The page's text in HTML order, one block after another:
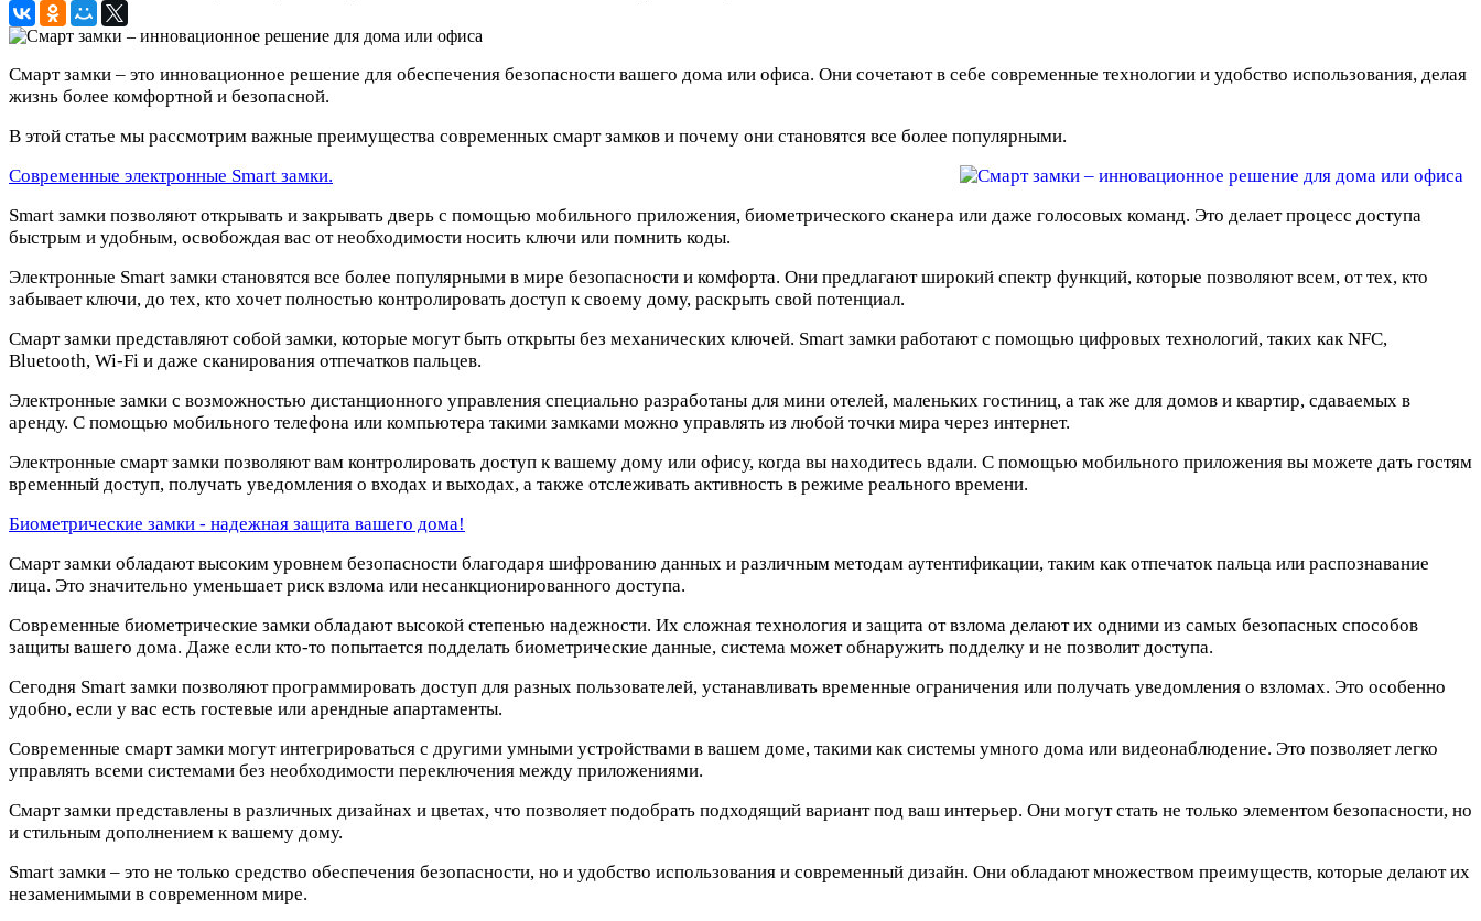
Смарт замки – это инновационное решение для обеспечения безопасности вашего дома или офиса. Они сочетают в себе современные технологии и удобство использования, делая
жизнь более комфортной и безопасной.
В этой статье мы рассмотрим важные преимущества современных смарт замков и почему они становятся все более популярными.
Современные электронные Smart замки.
Smart замки позволяют открывать и закрывать дверь с помощью мобильного приложения, биометрического сканера или даже голосовых команд. Это делает процесс доступа
быстрым и удобным, освобождая вас от необходимости носить ключи или помнить коды.
Электронные Smart замки становятся все более популярными в мире безопасности и комфорта. Они предлагают широкий спектр функций, которые позволяют всем, от тех, кто
забывает ключи, до тех, кто хочет полностью контролировать доступ к своему дому, раскрыть свой потенциал.
Смарт замки представляют собой замки, которые могут быть открыты без механических ключей. Smart замки работают с помощью цифровых технологий, таких как NFC,
Bluetooth, Wi-Fi и даже сканирования отпечатков пальцев.
Электронные замки с возможностью дистанционного управления специально разработаны для мини отелей, маленьких гостиниц, а так же для домов и квартир, сдаваемых в
аренду. C помощью мобильного телефона или компьютера такими замками можно управлять из любой точки мира через интернет.
Электронные смарт замки позволяют вам контролировать доступ к вашему дому или офису, когда вы находитесь вдали. С помощью мобильного приложения вы можете дать гостям
временный доступ, получать уведомления о входах и выходах, а также отслеживать активность в режиме реального времени.
Биометрические замки - надежная защита вашего дома!
Смарт замки обладают высоким уровнем безопасности благодаря шифрованию данных и различным методам аутентификации, таким как отпечаток пальца или распознавание
лица. Это значительно уменьшает риск взлома или несанкционированного доступа.
Современные биометрические замки обладают высокой степенью надежности. Их сложная технология и защита от взлома делают их одними из самых безопасных способов
защиты вашего дома. Даже если кто-то попытается подделать биометрические данные, система может обнаружить подделку и не позволит доступа.
Сегодня Smart замки позволяют программировать доступ для разных пользователей, устанавливать временные ограничения или получать уведомления о взломах. Это особенно
удобно, если у вас есть гостевые или арендные апартаменты.
Современные смарт замки могут интегрироваться с другими умными устройствами в вашем доме, такими как системы умного дома или видеонаблюдение. Это позволяет легко
управлять всеми системами без необходимости переключения между приложениями.
Смарт замки представлены в различных дизайнах и цветах, что позволяет подобрать подходящий вариант под ваш интерьер. Они могут стать не только элементом безопасности, но
и стильным дополнением к вашему дому.
Smart замки – это не только средство обеспечения безопасности, но и удобство использования и современный дизайн. Они обладают множеством преимуществ, которые делают их
незаменимыми в современном мире.